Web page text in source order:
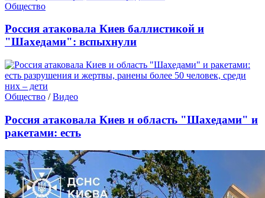
Общество
Россия атаковала Киев баллистикой и
"Шахедами": вспыхнули
Общество /Видео
Россия атаковала Киев и область "Шахедами" и
ракетами: есть